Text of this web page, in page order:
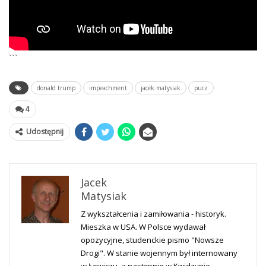
```
donald trump impeachment jacek matysiak pucz
4
Udostępnij
Jacek
Matysiak
Z wykształcenia i zamiłowania - historyk.
Mieszka w USA. W Polsce wydawał
opozycyjne, studenckie pismo "Nowsze
Drogi". W stanie wojennym był internowany